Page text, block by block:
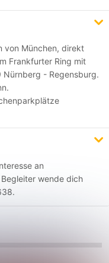
von München, direkt
Frankfurter Ring mit
- Regensburg.
an
wende dich